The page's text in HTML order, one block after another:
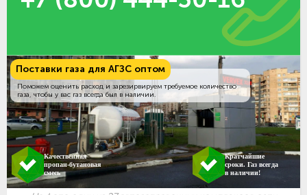
Поставки газа для АГЗС оптом
Поможем оценить расход и зарезирвируем требуемое количество
газа, чтобы у вас газ всегда был в наличии.
Качественная
пропан-бутановая
смесь
Кратчайшие
сроки. Газ всегда
в наличии!